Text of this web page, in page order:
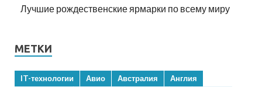
Лучшие рождественские ярмарки по всему миру
МЕТКИ
IT-технологии Авио Австралия
Англия